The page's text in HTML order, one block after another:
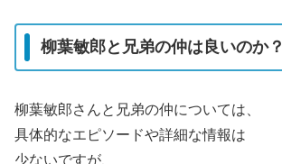
柳葉敏郎と兄弟の仲は良いのか？
柳葉敏郎さんと兄弟の仲については、
具体的なエピソードや詳細な情報は
少ないですが、